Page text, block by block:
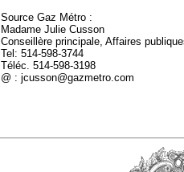
Source Gaz Métro :
Madame Julie Cusson
Conseillère principale, Affaires
Tel: 514-598-3744
Téléc. 514-598-3198
@ : jcusson@gazmetro.com